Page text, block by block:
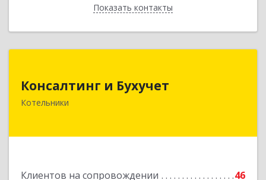
Показать контакты
Назад
Консалтинг и Бухучет
Котельники
Клиентов на сопровождении
46
140054, Московская обл, Котельники г,
Подробнее